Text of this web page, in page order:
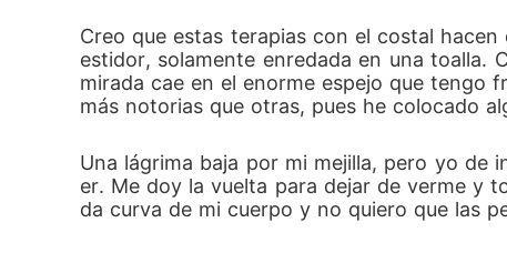
Creo que estas terapias con el costal
estidor, solamente enredada en una toalla.
mirada cae en el enorme espejo que tengo
más notorias que otras, pues he colocado
Una lágrima baja por mi mejilla, pero yo de
er. Me doy la vuelta para dejar de verme y
da curva de mi cuerpo y no quiero que las